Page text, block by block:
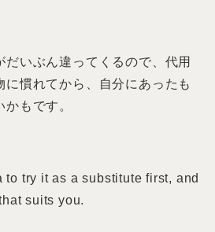
だいぶん違ってくるので、代用
に慣れてから、自分にあったも
もです。
to try it as a substitute first, and
suits you.